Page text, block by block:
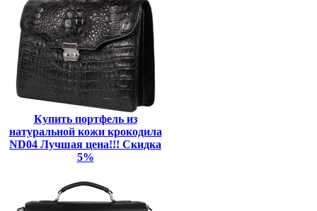
Купить портфель из
натуральной кожи крокодила
ND04 Лучшая цена!!! Скидка
5%